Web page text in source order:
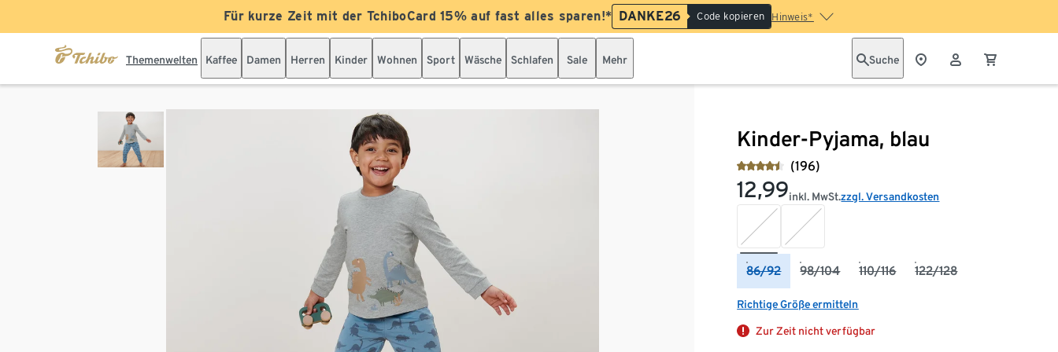
Für kurze Zeit mit der TchiboCard 15% auf fast alles sparen!* DANKE26 Code kopieren Hinweis*
Themenwelten Kaffee Damen Herren Kinder Wohnen Sport Wäsche Schlafen Sale Mehr Suche
Kinder-Pyjama, blau
(196)
12,99inkl. MwSt.zzgl. Versandkosten
86/92 98/104 110/116 122/128
Richtige Größe ermitteln
Zur Zeit nicht verfügbar